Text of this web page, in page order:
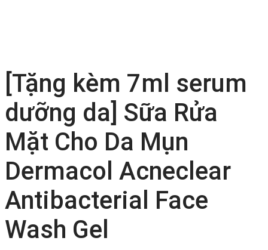
[Tặng kèm 7ml serum
dưỡng da] Sữa Rửa
Mặt Cho Da Mụn
Dermacol Acneclear
Antibacterial Face
Wash Gel